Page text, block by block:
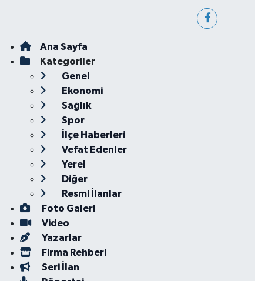
Ana Sayfa
Kategoriler
Genel
Ekonomi
Sağlık
Spor
İlçe Haberleri
Vefat Edenler
Yerel
Diğer
Resmi İlanlar
Foto Galeri
Video
Yazarlar
Firma Rehberi
Seri İlan